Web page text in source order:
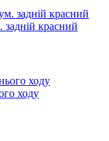
красний
ходу